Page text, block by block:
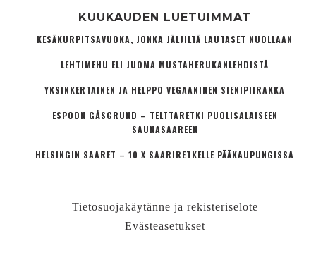
KUUKAUDEN LUETUIMMAT
KESÄKURPITSAVUOKA, JONKA JÄLJILTÄ LAUTASET NUOLLAAN
LEHTIMEHU ELI JUOMA MUSTAHERUKANLEHDISTÄ
YKSINKERTAINEN JA HELPPO VEGAANINEN SIENIPIIRAKKA
ESPOON GÅSGRUND – TELTTARETKI PUOLISALAISEEN
SAUNASAAREEN
HELSINGIN SAARET – 10 X SAARIRETKELLE PÄÄKAUPUNGISSA
Tietosuojakäytänne ja rekisteriselote
Evästeasetukset